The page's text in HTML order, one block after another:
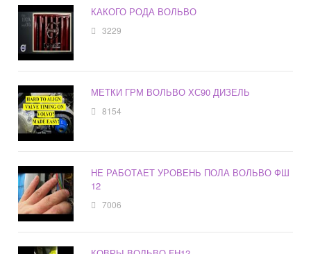
КАКОГО РОДА ВОЛЬВО
3229
МЕТКИ ГРМ ВОЛЬВО ХС90 ДИЗЕЛЬ
8154
НЕ РАБОТАЕТ УРОВЕНЬ ПОЛА ВОЛЬВО ФШ
12
7006